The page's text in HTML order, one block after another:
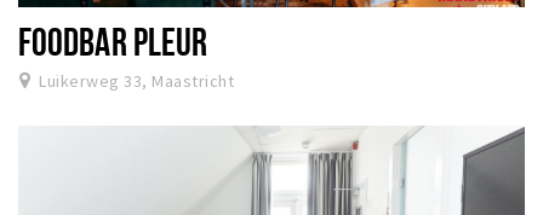
FOODBAR PLEUR
Luikerweg 33, Maastricht